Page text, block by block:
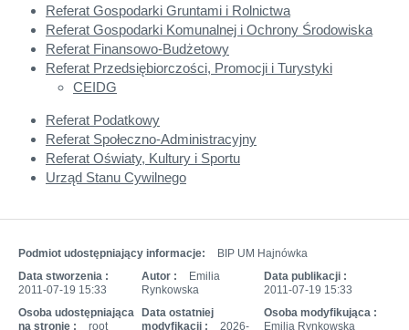
Referat Gospodarki Gruntami i Rolnictwa
Referat Gospodarki Komunalnej i Ochrony Środowiska
Referat Finansowo-Budżetowy
Referat Przedsiębiorczości, Promocji i Turystyki
CEIDG
Referat Podatkowy
Referat Społeczno-Administracyjny
Referat Oświaty, Kultury i Sportu
Urząd Stanu Cywilnego
Podmiot udostępniający informacje:
BIP UM Hajnówka
Data stworzenia :
2011-07-19 15:33
Autor :
Emilia
Rynkowska
Data publikacji :
2011-07-19 15:33
Osoba udostępniająca
na stronie :
root
Data ostatniej
modyfikacji :
2026-
Osoba modyfikująca :
Emilia Rynkowska